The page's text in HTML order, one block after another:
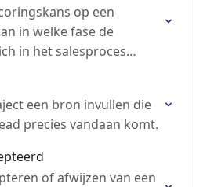
op een
in welke fase de
in het salesproces
een bron invullen die
precies vandaan komt.
of afwijzen van een